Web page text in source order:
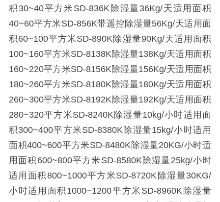
积30~40平方米SD-836K除湿量36Kg/天适用面积
40~60平方米SD-856K带遥控除湿量56Kg/天适用面
积60~100平方米SD-890K除湿量90Kg/天适用面积
100~160平方米SD-8138K除湿量138Kg/天适用面积
160~220平方米SD-8156K除湿量156Kg/天适用面积
180~260平方米SD-8180K除湿量180Kg/天适用面积
260~300平方米SD-8192K除湿量192Kg/天适用面积
280~320平方米SD-8240K除湿量10kg/小时适用面
积300~400平方米SD-8380K除湿量15kg/小时适用
面积400~600平方米SD-8480K除湿量20KG/小时适
用面积600~800平方米SD-8580K除湿量25kg/小时
适用面积800~1000平方米SD-8720K除湿量30KG/
小时适用面积1000~1200平方米SD-8960K除湿量